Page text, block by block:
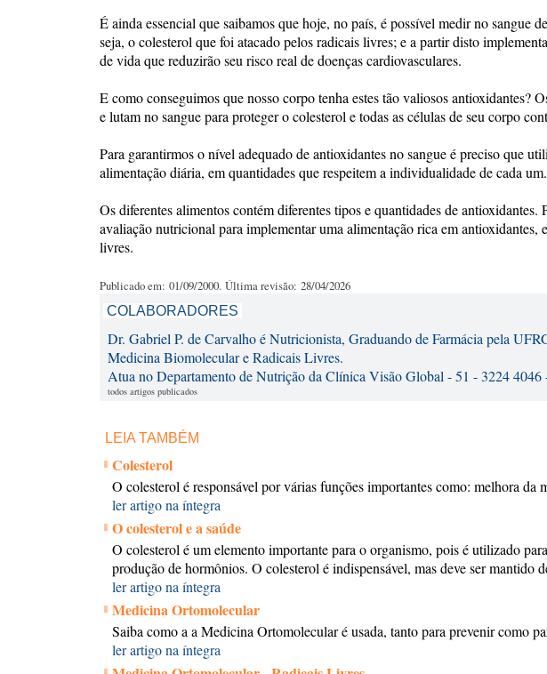
É ainda essencial que saibamos que hoje, no país, é possível medir no sangue
seja, o colesterol que foi atacado pelos radicais livres; e a partir disto
de vida que reduzirão seu risco real de doenças cardiovasculares.
E como conseguimos que nosso corpo tenha estes tão valiosos antioxidantes?
e lutam no sangue para proteger o colesterol e todas as células de seu corpo
Para garantirmos o nível adequado de antioxidantes no sangue é preciso que
alimentação diária, em quantidades que respeitem a individualidade de cada um.
Os diferentes alimentos contém diferentes tipos e quantidades de antioxidantes.
avaliação nutricional para implementar uma alimentação rica em antioxidantes,
livres.
Publicado em: 01/09/2000. Última revisão: 28/04/2026
COLABORADORES
Dr. Gabriel P. de Carvalho é Nutricionista, Graduando de Farmácia pela
Medicina Biomolecular e Radicais Livres.
Atua no Departamento de Nutrição da Clínica Visão Global - 51 - 3224
todos artigos publicados
LEIA TAMBÉM
Colesterol
O colesterol é responsável por várias funções importantes como: melhora
ler artigo na íntegra
O colesterol e a saúde
O colesterol é um elemento importante para o organismo, pois é utilizado
produção de hormônios. O colesterol é indispensável, mas deve ser mantido
ler artigo na íntegra
Medicina Ortomolecular
Saiba como a a Medicina Ortomolecular é usada, tanto para prevenir como
ler artigo na íntegra